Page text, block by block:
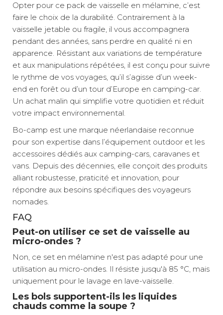
Opter pour ce pack de vaisselle en mélamine, c’est
faire le choix de la durabilité. Contrairement à la
vaisselle jetable ou fragile, il vous accompagnera
pendant des années, sans perdre en qualité ni en
apparence. Résistant aux variations de température
et aux manipulations répétées, il est conçu pour suivre
le rythme de vos voyages, qu’il s’agisse d’un week-
end en forêt ou d’un tour d’Europe en camping-car.
Un achat malin qui simplifie votre quotidien et réduit
votre impact environnemental.
Bo-camp est une marque néerlandaise reconnue
pour son expertise dans l’équipement outdoor et les
accessoires dédiés aux camping-cars, caravanes et
vans. Depuis des décennies, elle conçoit des produits
alliant robustesse, praticité et innovation, pour
répondre aux besoins spécifiques des voyageurs
nomades.
FAQ
Peut-on utiliser ce set de vaisselle au
micro-ondes ?
Non, ce set en mélamine n'est pas adapté pour une
utilisation au micro-ondes. Il résiste jusqu'à 85 °C, mais
uniquement pour le lavage en lave-vaisselle.
Les bols supportent-ils les liquides
chauds comme la soupe ?